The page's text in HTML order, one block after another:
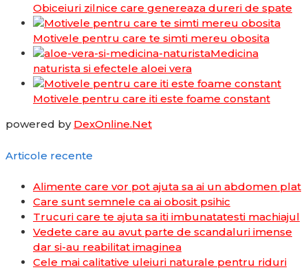
Obiceiuri zilnice care genereaza dureri de spate
Motivele pentru care te simti mereu obosita
Medicina
naturista si efectele aloei vera
Motivele pentru care iti este foame constant
powered by DexOnline.Net
Articole recente
Alimente care vor pot ajuta sa ai un abdomen plat
Care sunt semnele ca ai obosit psihic
Trucuri care te ajuta sa iti imbunatatesti machiajul
Vedete care au avut parte de scandaluri imense
dar si-au reabilitat imaginea
Cele mai calitative uleiuri naturale pentru riduri